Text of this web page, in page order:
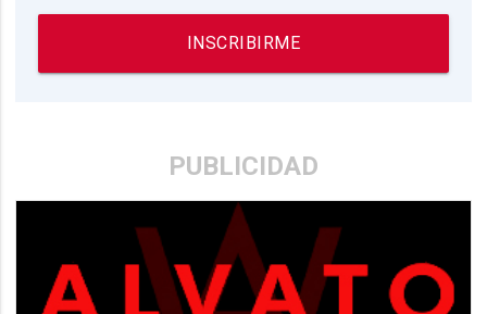
INSCRIBIRME
PUBLICIDAD